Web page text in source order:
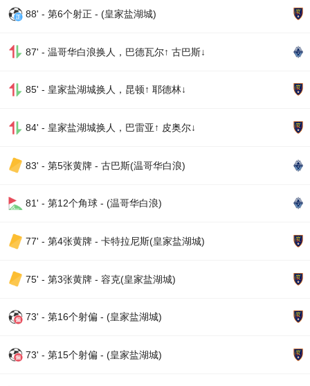
88' - 第6个射正 - (皇家盐湖城)
87' - 温哥华白浪换人，巴德瓦尔↑ 古巴斯↓
85' - 皇家盐湖城换人，昆顿↑ 耶德林↓
84' - 皇家盐湖城换人，巴雷亚↑ 皮奥尔↓
83' - 第5张黄牌 - 古巴斯(温哥华白浪)
81' - 第12个角球 - (温哥华白浪)
77' - 第4张黄牌 - 卡特拉尼斯(皇家盐湖城)
75' - 第3张黄牌 - 容克(皇家盐湖城)
73' - 第16个射偏 - (皇家盐湖城)
73' - 第15个射偏 - (皇家盐湖城)